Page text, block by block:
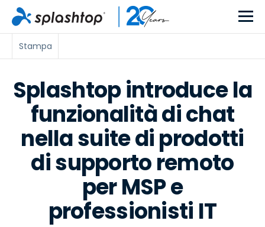
Stampa
Splashtop introduce la
funzionalità di chat
nella suite di prodotti
di supporto remoto
per MSP e
professionisti IT